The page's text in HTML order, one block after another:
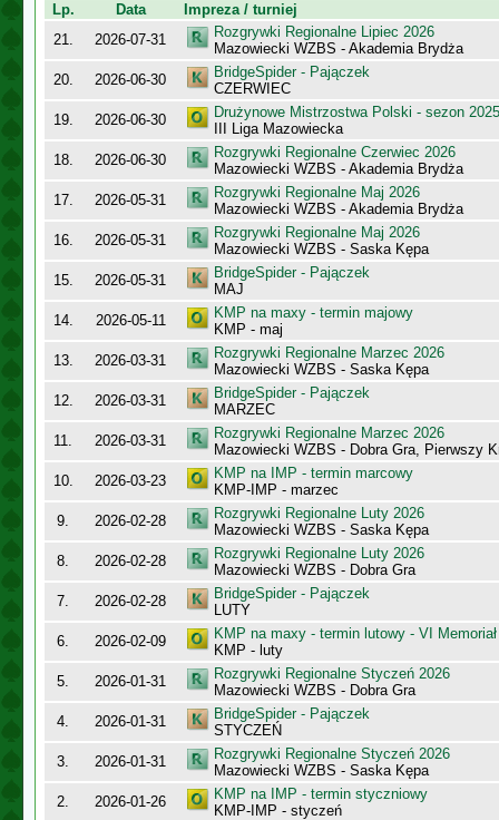
Lp.
Data
Impreza / turniej
21.
2026-07-31
Rozgrywki Regionalne Lipiec 2026
Mazowiecki WZBS - Akademia Brydża
20.
2026-06-30
BridgeSpider - Pajączek
CZERWIEC
19.
2026-06-30
Drużynowe Mistrzostwa Polski - sezon
III Liga Mazowiecka
18.
2026-06-30
Rozgrywki Regionalne Czerwiec 2026
Mazowiecki WZBS - Akademia Brydża
17.
2026-05-31
Rozgrywki Regionalne Maj 2026
Mazowiecki WZBS - Akademia Brydża
16.
2026-05-31
Rozgrywki Regionalne Maj 2026
Mazowiecki WZBS - Saska Kępa
15.
2026-05-31
BridgeSpider - Pajączek
MAJ
14.
2026-05-11
KMP na maxy - termin majowy
KMP - maj
13.
2026-03-31
Rozgrywki Regionalne Marzec 2026
Mazowiecki WZBS - Saska Kępa
12.
2026-03-31
BridgeSpider - Pajączek
MARZEC
11.
2026-03-31
Rozgrywki Regionalne Marzec 2026
Mazowiecki WZBS - Dobra Gra, Pierwszy
10.
2026-03-23
KMP na IMP - termin marcowy
KMP-IMP - marzec
9.
2026-02-28
Rozgrywki Regionalne Luty 2026
Mazowiecki WZBS - Saska Kępa
8.
2026-02-28
Rozgrywki Regionalne Luty 2026
Mazowiecki WZBS - Dobra Gra
7.
2026-02-28
BridgeSpider - Pajączek
LUTY
6.
2026-02-09
KMP na maxy - termin lutowy - VI
KMP - luty
5.
2026-01-31
Rozgrywki Regionalne Styczeń 2026
Mazowiecki WZBS - Dobra Gra
4.
2026-01-31
BridgeSpider - Pajączek
STYCZEŃ
3.
2026-01-31
Rozgrywki Regionalne Styczeń 2026
Mazowiecki WZBS - Saska Kępa
2.
2026-01-26
KMP na IMP - termin styczniowy
KMP-IMP - styczeń